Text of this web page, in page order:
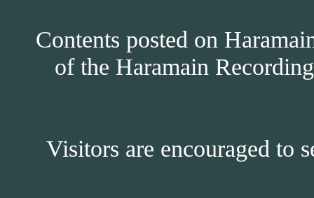
Contents posted on
of the Haramain
Visitors are encouraged to